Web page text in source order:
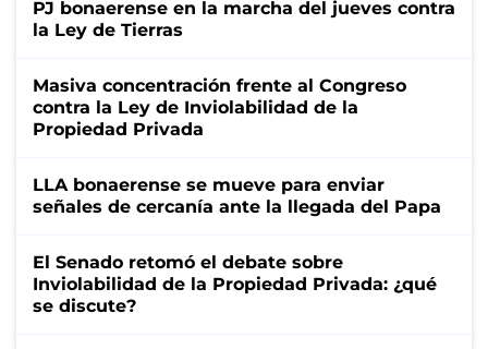
PJ bonaerense en la marcha del jueves contra
la Ley de Tierras
Masiva concentración frente al Congreso
contra la Ley de Inviolabilidad de la
Propiedad Privada
LLA bonaerense se mueve para enviar
señales de cercanía ante la llegada del Papa
El Senado retomó el debate sobre
Inviolabilidad de la Propiedad Privada: ¿qué
se discute?